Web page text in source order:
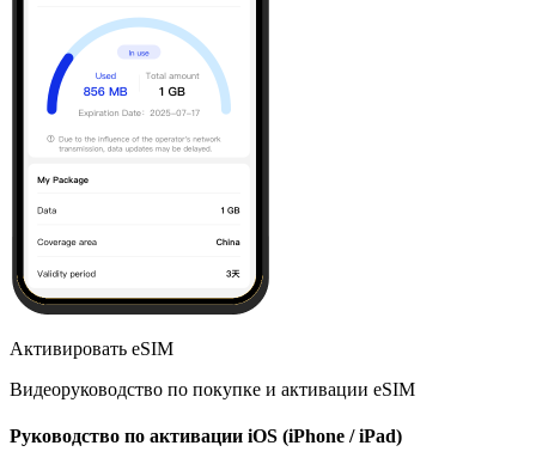
Активировать eSIM
Видеоруководство по покупке и активации eSIM
Руководство по активации iOS (iPhone / iPad)